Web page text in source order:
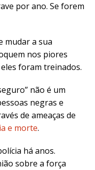
por ano. Se forem
mudar a sua
nos piores
foram treinados.
não é um
negras e
de ameaças de
e morte.
há anos.
sobre a força